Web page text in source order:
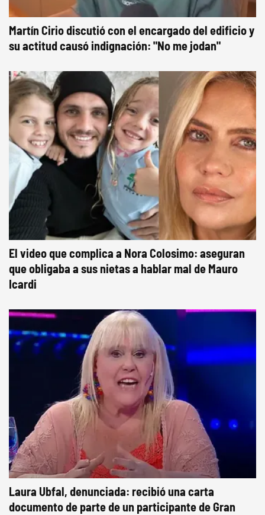
Martín Cirio discutió con el encargado del edificio y
su actitud causó indignación: "No me jodan"
El video que complica a Nora Colosimo: aseguran
que obligaba a sus nietas a hablar mal de Mauro
Icardi
Laura Ubfal, denunciada: recibió una carta
documento de parte de un participante de Gran